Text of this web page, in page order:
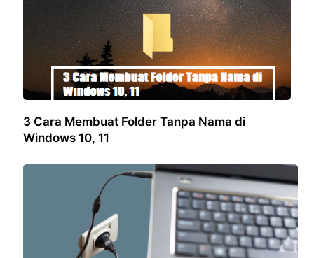
3 Cara Membuat Folder Tanpa Nama di
Windows 10, 11